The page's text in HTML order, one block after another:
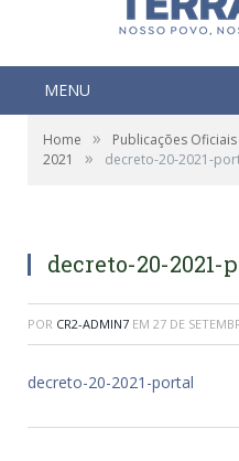
MENU
Home » Publicações Oficiais
2021
» decreto-20-2021-
decreto-20-2021-
POR CR2-ADMIN7 EM 27 DE
decreto-20-2021-portal